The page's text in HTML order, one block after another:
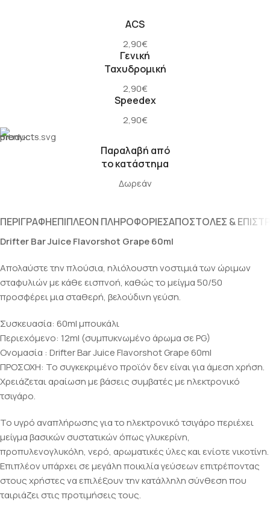
ACS
2,90€
Γενική
Ταχυδρομική
2,90€
Speedex
2,90€
Παραλαβή από
το κατάστημα
Δωρεάν
ΠΕΡΙΓΡΑΦΉΕΠΙΠΛΈΟΝ ΠΛΗΡΟΦΟΡΊΕΣΑΠΟΣΤΟΛΈΣ &
Drifter Bar Juice Flavorshot Grape 60ml
Απολαύστε την πλούσια, ηλιόλουστη νοστιμιά των ώριμων
σταφυλιών με κάθε εισπνοή, καθώς το μείγμα 50/50
προσφέρει μια σταθερή, βελούδινη γεύση.
Συσκευασία: 60ml μπουκάλι
Περιεχόμενο: 12ml (συμπυκνωμένο άρωμα σε PG)
Ονομασία : Drifter Bar Juice Flavorshot Grape 60ml
ΠΡΟΣΟΧΗ: Το συγκεκριμένο προϊόν δεν είναι για άμεση χρήση.
Χρειάζεται αραίωση με βάσεις συμβατές με ηλεκτρονικό
τσιγάρο.
Το υγρό αναπλήρωσης για το ηλεκτρονικό τσιγάρο περιέχει
μείγμα βασικών συστατικών όπως γλυκερίνη,
προπυλενογλυκόλη, νερό, αρωματικές ύλες και ενίοτε νικοτίνη.
Επιπλέον υπάρχει σε μεγάλη ποικιλία γεύσεων επιτρέποντας
στους χρήστες να επιλέξουν την κατάλληλη σύνθεση που
ταιριάζει στις προτιμήσεις τους.